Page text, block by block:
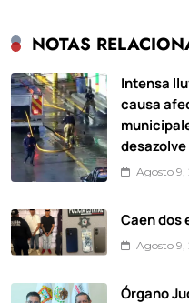
NOTAS
Intensa
causa
desazolve
Agosto 9,
Caen dos
Agosto 9,
Órgano